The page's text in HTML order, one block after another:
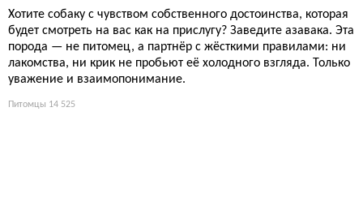
Хотите собаку с чувством собственного достоинства, которая
будет смотреть на вас как на прислугу? Заведите азавака. Эта
порода — не питомец, а партнёр с жёсткими правилами: ни
лакомства, ни крик не пробьют её холодного взгляда. Только
уважение и взаимопонимание.
Питомцы 14 525